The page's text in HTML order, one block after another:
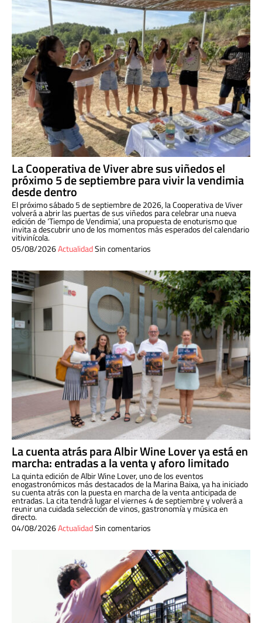
La Cooperativa de Viver abre sus viñedos el
próximo 5 de septiembre para vivir la vendimia
desde dentro
El próximo sábado 5 de septiembre de 2026, la Cooperativa de Viver
volverá a abrir las puertas de sus viñedos para celebrar una nueva
edición de ‘Tiempo de Vendimia’, una propuesta de enoturismo que
invita a descubrir uno de los momentos más esperados del calendario
vitivinícola.
05/08/2026ActualidadSin comentarios
La cuenta atrás para Albir Wine Lover ya está en
marcha: entradas a la venta y aforo limitado
La quinta edición de Albir Wine Lover, uno de los eventos
enogastronómicos más destacados de la Marina Baixa, ya ha iniciado
su cuenta atrás con la puesta en marcha de la venta anticipada de
entradas. La cita tendrá lugar el viernes 4 de septiembre y volverá a
reunir una cuidada selección de vinos, gastronomía y música en
directo.
04/08/2026ActualidadSin comentarios